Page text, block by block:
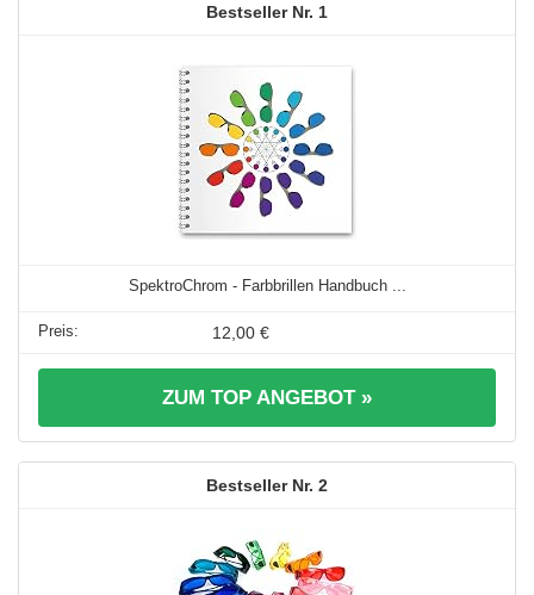
1
SpektroChrom - Farbbrillen Handbuch ...
12,00 €
ZUM TOP ANGEBOT »
2